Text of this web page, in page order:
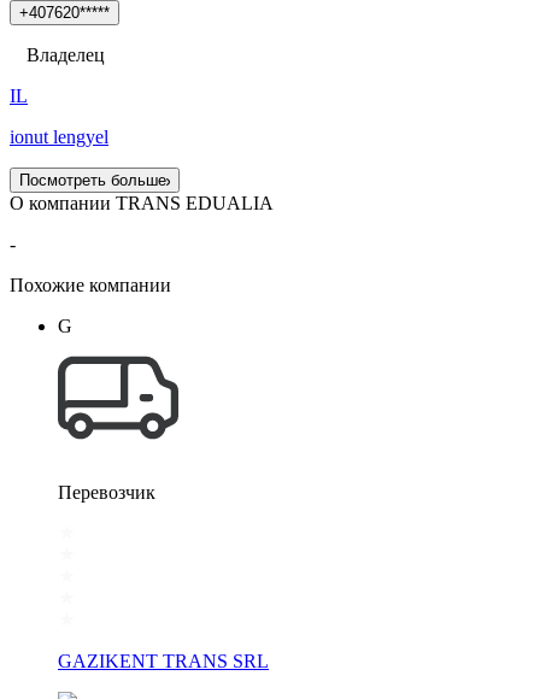
+407620*****
Владелец
IL
ionut lengyel
Посмотреть больше
О компании TRANS EDUALIA
-
Похожие компании
G
Перевозчик
GAZIKENT TRANS SRL